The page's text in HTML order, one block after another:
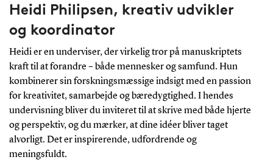
Heidi Philipsen, kreativ udvikler
og koordinator
Heidi er en underviser, der virkelig tror på manuskriptets
kraft til at forandre – både mennesker og samfund. Hun
kombinerer sin forskningsmæssige indsigt med en passion
for kreativitet, samarbejde og bæredygtighed. I hendes
undervisning bliver du inviteret til at skrive med både hjerte
og perspektiv, og du mærker, at dine idéer bliver taget
alvorligt. Det er inspirerende, udfordrende og
meningsfuldt.